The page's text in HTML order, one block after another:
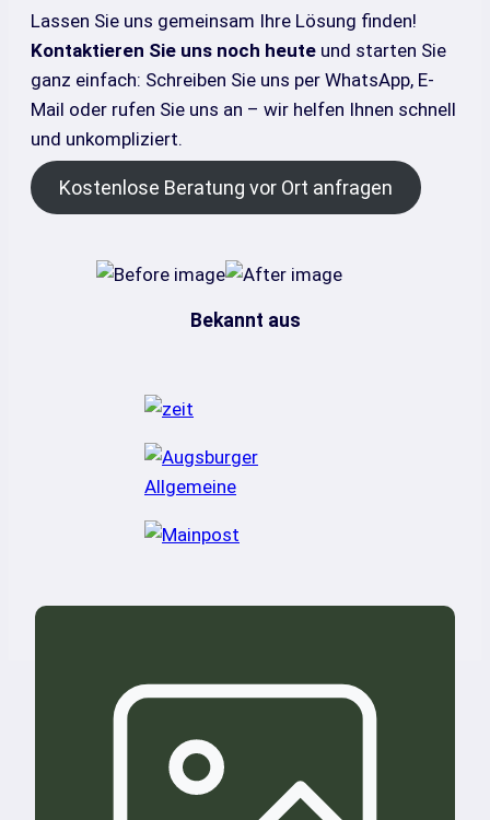
Lassen Sie uns gemeinsam Ihre Lösung finden!
Kontaktieren Sie uns noch heute und starten Sie
ganz einfach: Schreiben Sie uns per WhatsApp, E-
Mail oder rufen Sie uns an – wir helfen Ihnen schnell
und unkompliziert.
Kostenlose Beratung vor Ort anfragen
Bekannt aus